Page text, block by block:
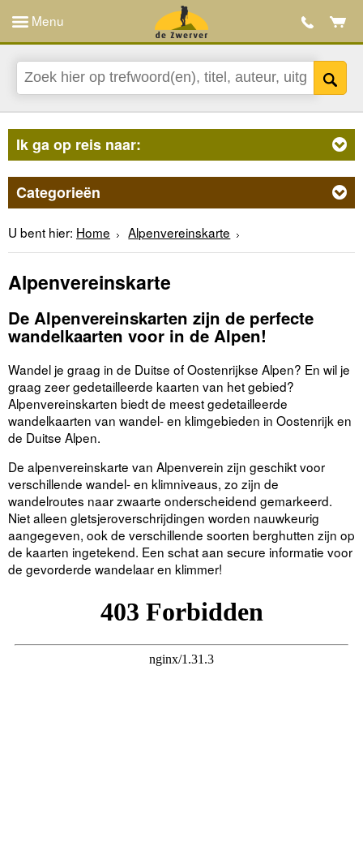
Menu
Ik ga op reis naar:
Categorieën
U bent hier: Home Alpenvereinskarte
Alpenvereinskarte
De Alpenvereinskarten zijn de perfecte
wandelkaarten voor in de Alpen!
Wandel je graag in de Duitse of Oostenrijkse Alpen? En wil je
graag zeer gedetailleerde kaarten van het gebied?
Alpenvereinskarten biedt de meest gedetailleerde
wandelkaarten van wandel- en klimgebieden in Oostenrijk en
de Duitse Alpen.
De alpenvereinskarte van Alpenverein zijn geschikt voor
verschillende wandel- en klimniveaus, zo zijn de
wandelroutes naar zwaarte onderscheidend gemarkeerd.
Niet alleen gletsjeroverschrijdingen worden nauwkeurig
aangegeven, ook de verschillende soorten berghutten zijn op
de kaarten ingetekend. Een schat aan secure informatie voor
de gevorderde wandelaar en klimmer!